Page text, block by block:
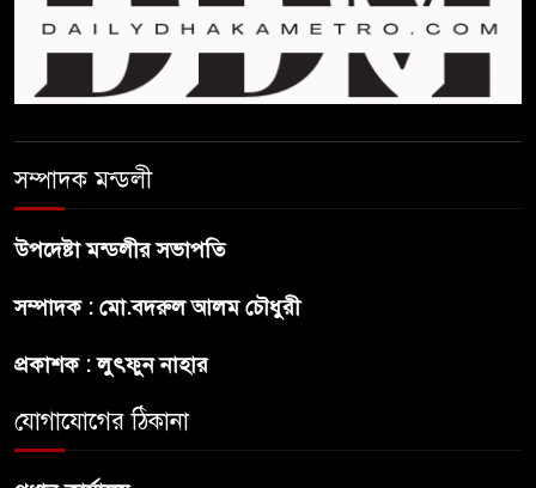
‘নারী সংক্রান্ত অভিযোগ
ছেলেকে নিয়ে রোনালদোর যে বড়
ট্রাম্পের ৪০ কোটি ডলারের ‘বলরুম
সম্পাদক মন্ডলী
উপদেষ্টা মন্ডলীর সভাপতি
সম্পাদক : মো.বদরুল আলম চৌধুরী
প্রকাশক : লুৎফুন নাহার
যোগাযোগের ঠিকানা